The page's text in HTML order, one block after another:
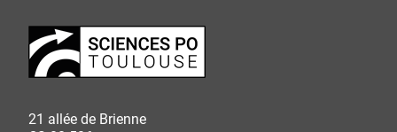
21 allée de Brienne